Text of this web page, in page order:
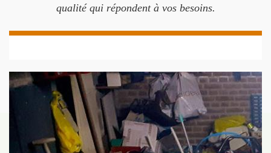
qualité qui répondent à vos besoins.